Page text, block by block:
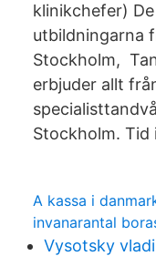
klinikchefer)
utbildningarna
Stockholm,
erbjuder allt
Stockholm. Tid
A kassa i
invanarantal
Vysotsky